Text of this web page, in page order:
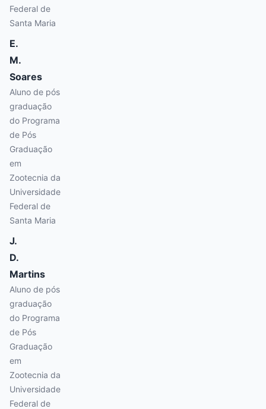
Federal de
Santa Maria
E.
M.
Soares
Aluno de pós
graduação
do Programa
de Pós
Graduação
em
Zootecnia da
Universidade
Federal de
Santa Maria
J.
D.
Martins
Aluno de pós
graduação
do Programa
de Pós
Graduação
em
Zootecnia da
Universidade
Federal de